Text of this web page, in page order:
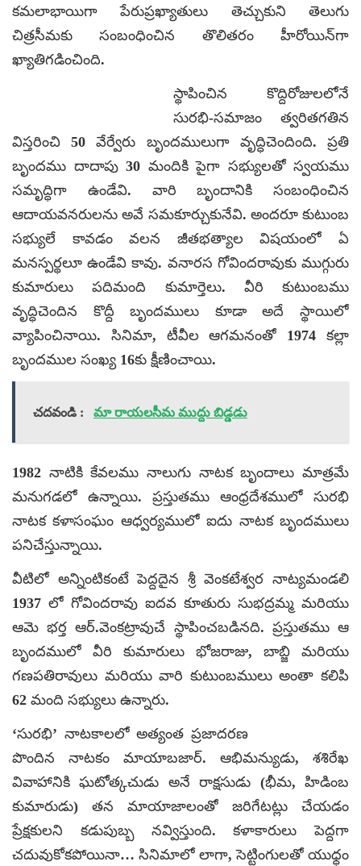
కమలాభాయిగా పేరుప్రఖ్యాతులు తెచ్చుకుని తెలుగు
చిత్రసీమకు సంబంధించిన తొలితరం హీరోయిన్‌గా
ఖ్యాతిగడించింది.
స్థాపించిన కొద్దిరోజులలోనే
సురభి-సమాజం త్వరితగతిన
విస్తరించి 50 వేర్వేరు బృందములుగా వృద్ధిచెందింది. ప్రతి
బృందము దాదాపు 30 మందికి పైగా సభ్యులతో స్వయము
సమృద్ధిగా ఉండేవి. వారి బృందానికి సంబంధించిన
ఆదాయవనరులను అవే సమకూర్చుకునేవి. అందరూ కుటుంబ
సభ్యులే కావడం వలన జీతభత్యాల విషయంలో ఏ
మనస్పర్థలూ ఉండేవి కావు. వనారస గోవిందరావుకు ముగ్గురు
కుమారులు పదిమంది కుమార్తెలు. వీరి కుటుంబము
వృద్ధిచెందిన కొద్దీ బృందములు కూడా అదే స్థాయిలో
వ్యాపించినాయి. సినిమా, టీవీల ఆగమనంతో 1974 కల్లా
బృందముల సంఖ్య 16కు క్షీణించాయి.
చదవండి : మా రాయలసీమ ముద్దు బిడ్డడు
1982 నాటికి కేవలము నాలుగు నాటక బృందాలు మాత్రమే
మనుగడలో ఉన్నాయి. ప్రస్తుతము ఆంధ్రదేశములో సురభి
నాటక కళాసంఘం ఆధ్వర్యములో ఐదు నాటక బృందములు
పనిచేస్తున్నాయి.
వీటిలో అన్నింటికంటే పెద్దదైన శ్రీ వెంకటేశ్వర నాట్యమండలి
1937 లో గోవిందరావు ఐదవ కూతురు సుభద్రమ్మ మరియు
ఆమె భర్త ఆర్‌.వెంకట్రావుచే స్థాపించబడినది. ప్రస్తుతము ఆ
బృందములో వీరి కుమారులు భోజరాజు, బాబ్జి మరియు
గణపతిరావులు మరియు వారి కుటుంబములు అంతా కలిపి
62 మంది సభ్యులు ఉన్నారు.
‘సురభి’ నాటకాలలో అత్యంత ప్రజాదరణ
పొందిన నాటకం మాయాబజార్‌. ఆభిమన్యుడు, శశిరేఖ
వివాహానికి ఘటోత్కచుడు అనే రాక్షసుడు (భీమ, హిడింబ
కుమారుడు) తన మాయాజాలంతో జరిగేటట్లు చేయడం
ప్రేక్షకులని కడుపుబ్బ నవ్విస్తుంది. కళాకారులు పెద్దగా
చదువుకోకపోయినా… సినిమాలో లాగా, సెట్టింగులతో యుధ్ధం